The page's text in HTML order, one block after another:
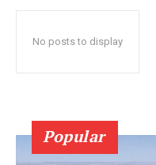
No posts to display
Popular